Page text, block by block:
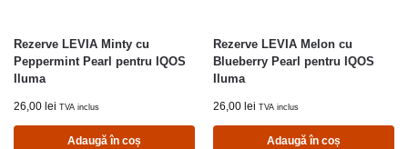
Rezerve LEVIA Minty cu
Peppermint Pearl pentru IQOS
Iluma
26,00 lei TVA inclus
Adaugă în coș
Rezerve LEVIA Melon cu
Blueberry Pearl pentru IQOS
Iluma
26,00 lei TVA inclus
Adaugă în coș